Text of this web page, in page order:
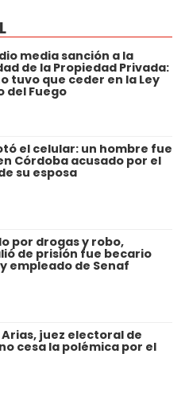
media sanción a la
de la Propiedad Privada:
tuvo que ceder en la Ley
del Fuego
el celular: un hombre fue
Córdoba acusado por el
su esposa
por drogas y robo,
de prisión fue becario
empleado de Senaf
juez electoral de
cesa la polémica por el